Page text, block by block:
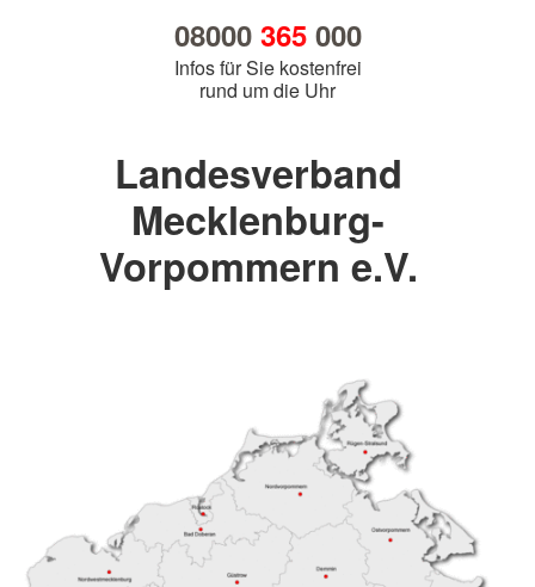
08000 365000
Infos für Sie kostenfrei
rund um die Uhr
Landesverband
Mecklenburg-
Vorpommern e.V.